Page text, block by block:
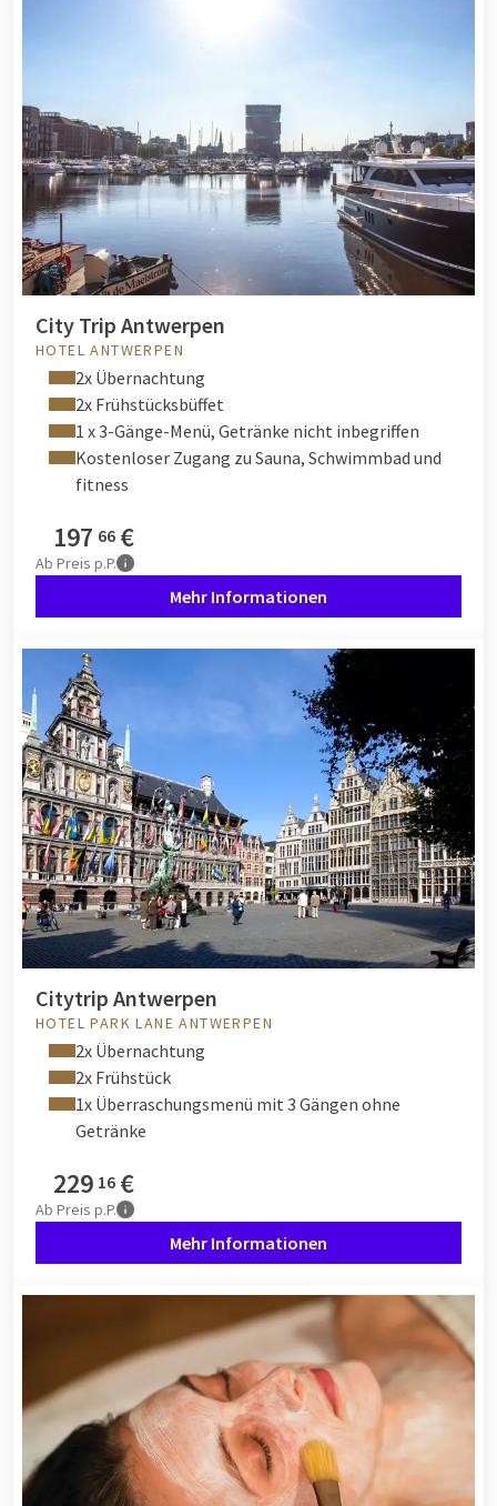
City Trip Antwerpen
HOTEL ANTWERPEN
2x Übernachtung
2x Frühstücksbüffet
1 x 3-Gänge-Menü, Getränke nicht inbegriffen
Kostenloser Zugang zu Sauna, Schwimmbad und
fitness
197 66 €
Ab Preis p.P.
Mehr Informationen
Citytrip Antwerpen
HOTEL PARK LANE ANTWERPEN
2x Übernachtung
2x Frühstück
1x Überraschungsmenü mit 3 Gängen ohne
Getränke
229 16 €
Ab Preis p.P.
Mehr Informationen